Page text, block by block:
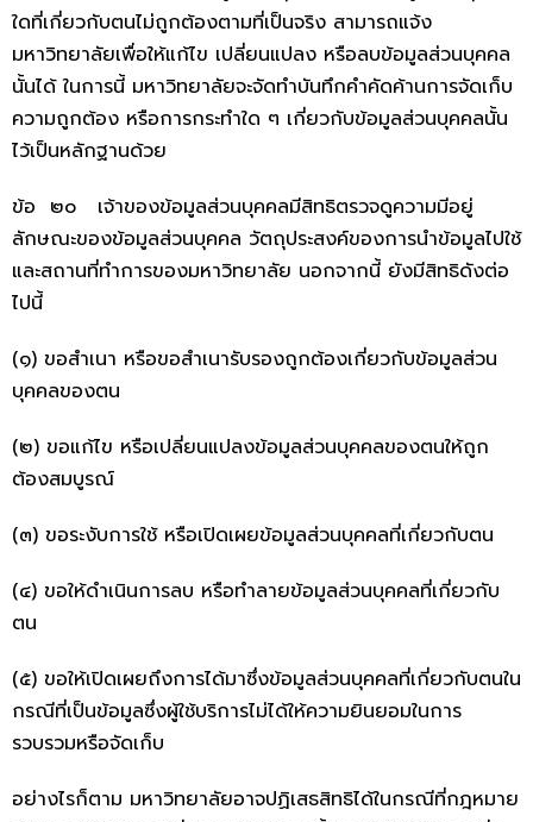
ใดที่เกี่ยวกับตนไม่ถูกต้องตามที่เป็นจริง สามารถแจ้ง
มหาวิทยาลัยเพื่อให้แก้ไข เปลี่ยนแปลง หรือลบข้อมูลส่วนบุคคล
นั้นได้ ในการนี้ มหาวิทยาลัยจะจัดทำบันทึกคำคัดค้านการจัดเก็บ
ความถูกต้อง หรือการกระทำใด ๆ เกี่ยวกับข้อมูลส่วนบุคคลนั้น
ไว้เป็นหลักฐานด้วย
ข้อ ๒๐ เจ้าของข้อมูลส่วนบุคคลมีสิทธิตรวจดูความมีอยู่
ลักษณะของข้อมูลส่วนบุคคล วัตถุประสงค์ของการนำข้อมูลไปใช้
และสถานที่ทำการของมหาวิทยาลัย นอกจากนี้ ยังมีสิทธิดังต่อ
ไปนี้
(๑) ขอสำเนา หรือขอสำเนารับรองถูกต้องเกี่ยวกับข้อมูลส่วน
บุคคลของตน
(๒) ขอแก้ไข หรือเปลี่ยนแปลงข้อมูลส่วนบุคคลของตนให้ถูก
ต้องสมบูรณ์
(๓) ขอระงับการใช้ หรือเปิดเผยข้อมูลส่วนบุคคลที่เกี่ยวกับตน
(๔) ขอให้ดำเนินการลบ หรือทำลายข้อมูลส่วนบุคคลที่เกี่ยวกับ
ตน
(๕) ขอให้เปิดเผยถึงการได้มาซึ่งข้อมูลส่วนบุคคลที่เกี่ยวกับตนใน
กรณีที่เป็นข้อมูลซึ่งผู้ใช้บริการไม่ได้ให้ความยินยอมในการ
รวบรวมหรือจัดเก็บ
อย่างไรก็ตาม มหาวิทยาลัยอาจปฏิเสธสิทธิได้ในกรณีที่กฎหมาย